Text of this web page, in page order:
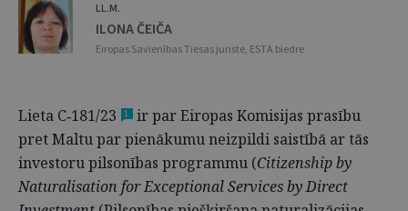
LL.M.
ILONA ČEIČA
Eiropas Savienības Tiesas juriste, ESTA biedre
Lieta C‑181/23 1
ir par Eiropas Komisijas prasību
pret Maltu par pienākumu neizpildi saistībā ar tās
investoru pilsonības programmu (Citizen­ship by
Naturalisation for Exceptional Services by Direct